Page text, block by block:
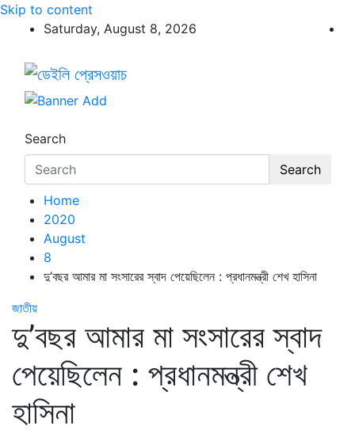
Skip to content
Saturday, August 8, 2026
ডেইলি প্রেসওয়াচ
ডেইলি প্রেসওয়াচ মুক্তিযুদ্ধের চেতনায় উদ্বুদ্ধ মুখপত্র
Search
Search
Home
2020
August
8
দু’বছর আমার মা সংসারের স্বাদ পেয়েছিলেন : প্রধানমন্ত্রী শেখ হাসিনা
জাতীয়
দু’বছর আমার মা সংসারের স্বাদ
পেয়েছিলেন : প্রধানমন্ত্রী শেখ
হাসিনা